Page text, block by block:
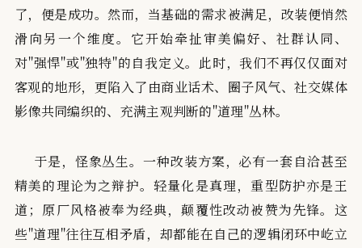
了，便是成功。然而，当基础的需求被满足，改装便悄然
滑向另一个维度。它开始牵扯审美偏好、社群认同、
对"强悍"或"独特"的自我定义。此时，我们不再仅仅面对
客观的地形，更陷入了由商业话术、圈子风气、社交媒体
影像共同编织的、充满主观判断的"道理"丛林。
于是，怪象丛生。一种改装方案，必有一套自洽甚至
精美的理论为之辩护。轻量化是真理，重型防护亦是王
道；原厂风格被奉为经典，颠覆性改动被赞为先锋。这
些"道理"往往互相矛盾，却都能在自己的逻辑闭环中屹立